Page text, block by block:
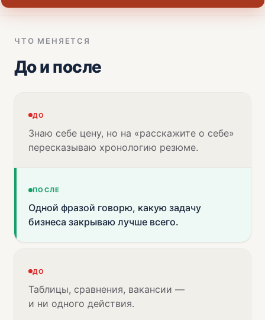
ЧТО МЕНЯЕТСЯ
До и после
ДО
Знаю себе цену, но на «расскажите о себе»
пересказываю хронологию резюме.
ПОСЛЕ
Одной фразой говорю, какую задачу
бизнеса закрываю лучше всего.
ДО
Таблицы, сравнения, вакансии —
и ни одного действия.